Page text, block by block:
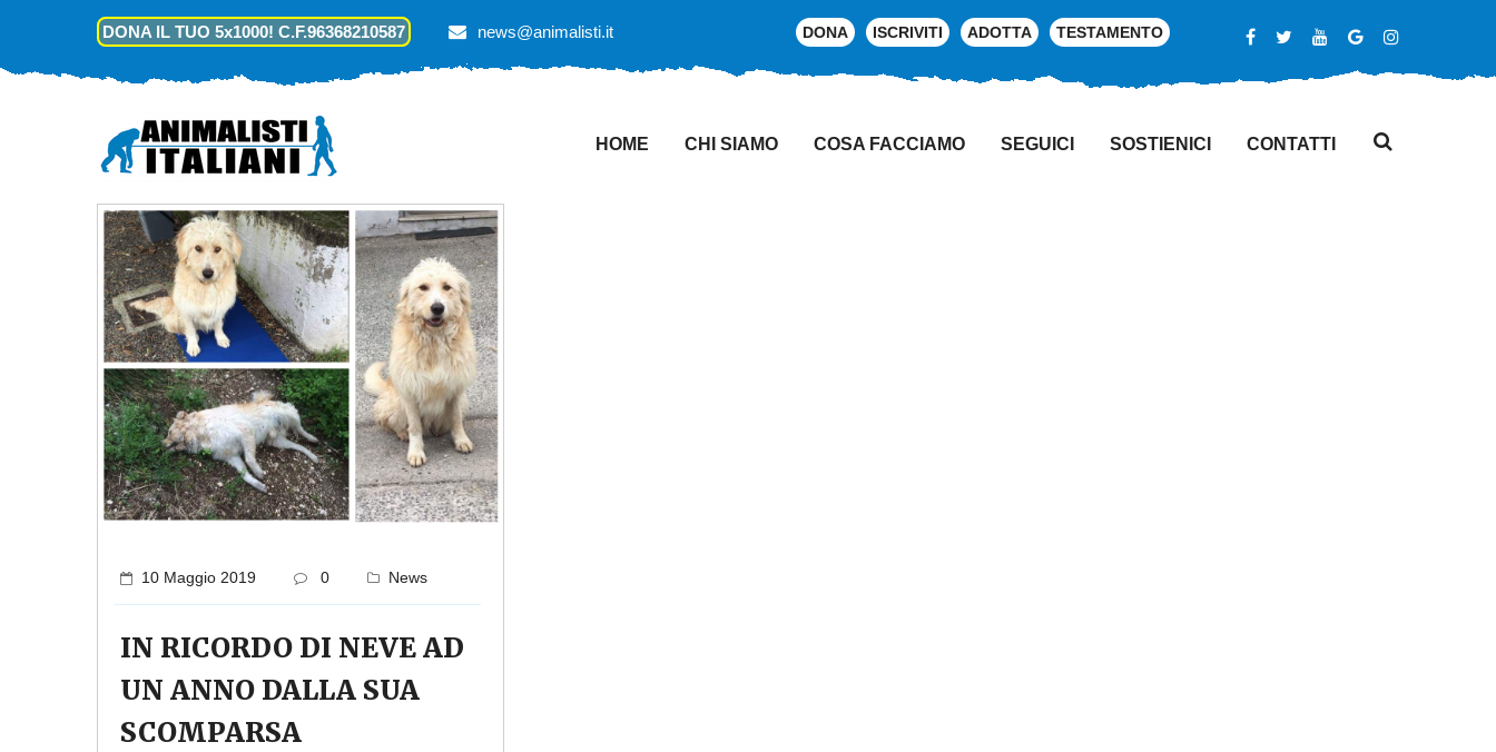
DONA IL TUO 5x1000! C.F.96368210587 news@animalisti.it DONA ISCRIVITI ADOTTA TESTAMENTO
HOME CHI SIAMO COSA FACCIAMO SEGUICI SOSTIENICI CONTATTI
10 Maggio 2019 0 News
IN RICORDO DI NEVE AD
UN ANNO DALLA SUA
SCOMPARSA